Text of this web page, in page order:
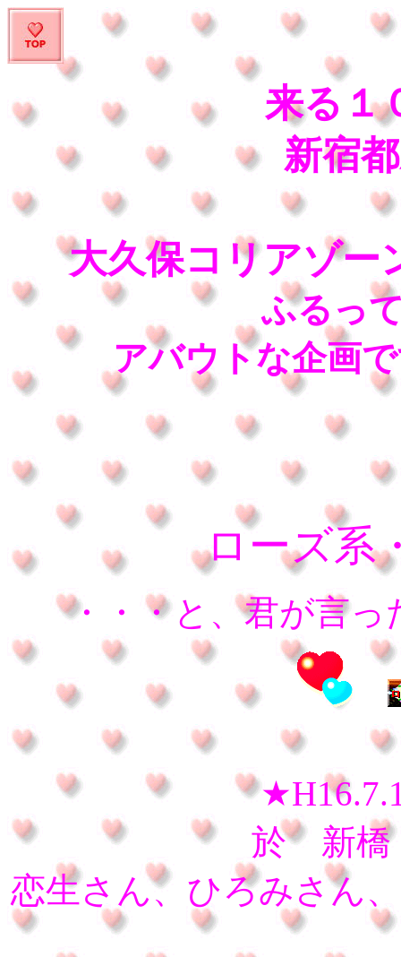
来る１
新宿
大久保コリアゾ
ふるっ
アバウトな企画
ローズ系
・・・と、君が言っ
於 新
恋生さん、ひろみさん